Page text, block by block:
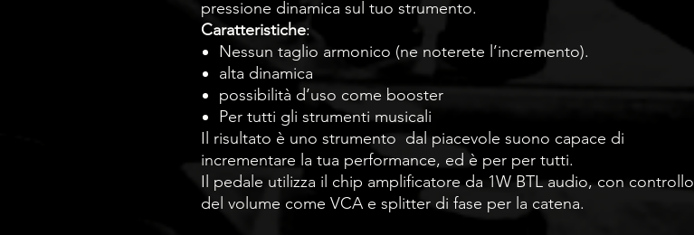
pressione dinamica sul tuo strumento.
Caratteristiche:
Nessun taglio armonico (ne noterete l’incremento).
alta dinamica
possibilità d’uso come booster
Per tutti gli strumenti musicali
Il risultato è uno strumento dal piacevole suono capace di
incrementare la tua performance, ed è per per tutti.
Il pedale utilizza il chip amplificatore da 1W BTL audio, con controllo
del volume come VCA e splitter di fase per la catena.